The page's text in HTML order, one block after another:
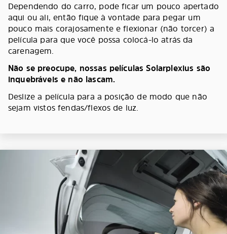
Dependendo do carro, pode ficar um pouco apertado
aqui ou ali, então fique à vontade para pegar um
pouco mais corajosamente e flexionar (não torcer) a
película para que você possa colocá-lo atrás da
carenagem.
Não se preocupe, nossas películas Solarplexius são
inquebráveis e não lascam.
Deslize a película para a posição de modo que não
sejam vistos fendas/flexos de luz.